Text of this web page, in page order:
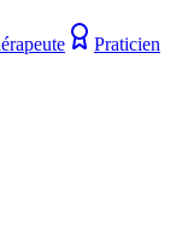
Praticien